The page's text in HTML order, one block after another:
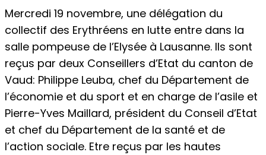
Mercredi 19 novembre, une délégation du
collectif des Erythréens en lutte entre dans la
salle pompeuse de l’Elysée à Lausanne. Ils sont
reçus par deux Conseillers d’Etat du canton de
Vaud: Philippe Leuba, chef du Département de
l’économie et du sport et en charge de l’asile et
Pierre-Yves Maillard, président du Conseil d’Etat
et chef du Département de la santé et de
l’action sociale. Etre reçus par les hautes